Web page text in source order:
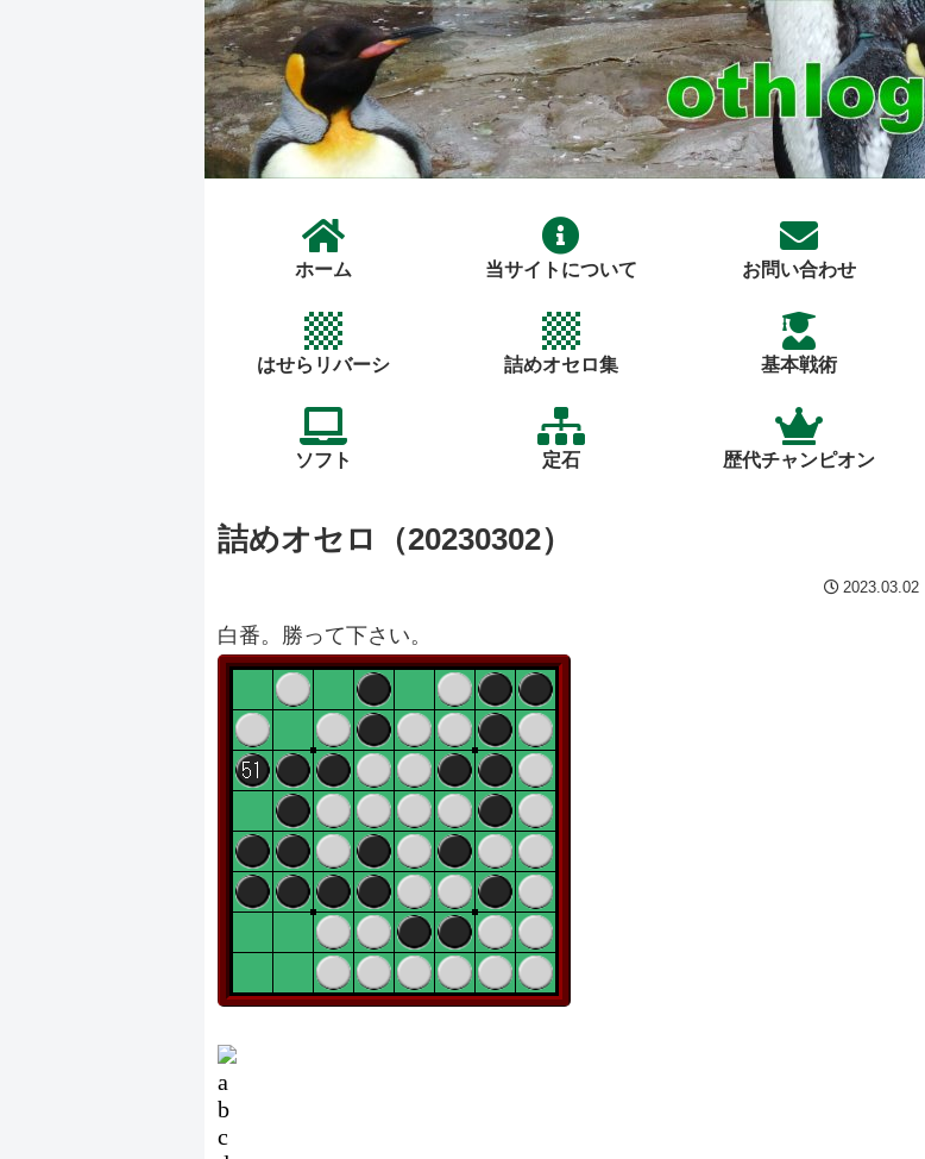
ホーム 当サイトについて お問い合わせ
はせらリバーシ 詰めオセロ集 基本戦術
ソフト 定石 歴代チャンピオン
詰めオセロ（20230302）
2023.03.02
白番。勝って下さい。